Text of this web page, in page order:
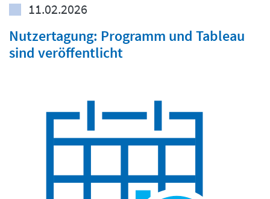
11.02.2026
Nutzertagung: Programm und Tableau
sind veröffentlicht